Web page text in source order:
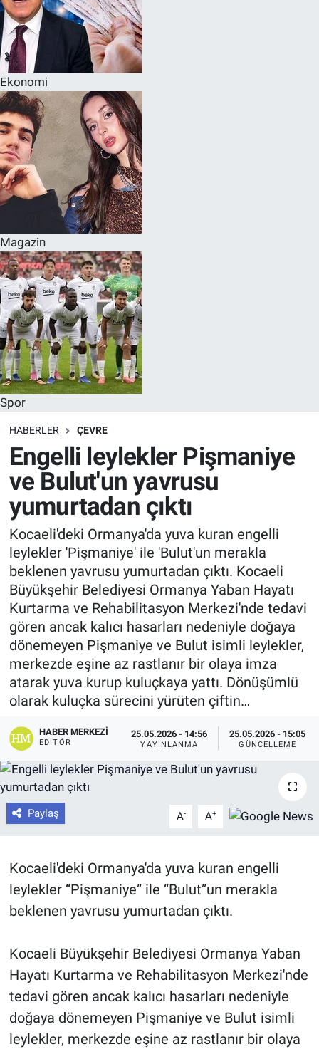
Ekonomi
Magazin
Spor
HABERLER ÇEVRE
Engelli leylekler Pişmaniye
ve Bulut'un yavrusu
yumurtadan çıktı
Kocaeli'deki Ormanya'da yuva kuran engelli
leylekler 'Pişmaniye' ile 'Bulut'un merakla
beklenen yavrusu yumurtadan çıktı. Kocaeli
Büyükşehir Belediyesi Ormanya Yaban Hayatı
Kurtarma ve Rehabilitasyon Merkezi'nde tedavi
gören ancak kalıcı hasarları nedeniyle doğaya
dönemeyen Pişmaniye ve Bulut isimli leylekler,
merkezde eşine az rastlanır bir olaya imza
atarak yuva kurup kuluçkaya yattı. Dönüşümlü
olarak kuluçka sürecini yürüten çiftin…
HABER MERKEZI
EDITÖR
25.05.2026 - 14:56
YAYINLANMA
25.05.2026 - 15:05
GÜNCELLEME
Paylaş A- A+
Kocaeli'deki Ormanya'da yuva kuran engelli
leylekler “Pişmaniye” ile “Bulut”un merakla
beklenen yavrusu yumurtadan çıktı.
Kocaeli Büyükşehir Belediyesi Ormanya Yaban
Hayatı Kurtarma ve Rehabilitasyon Merkezi'nde
tedavi gören ancak kalıcı hasarları nedeniyle
doğaya dönemeyen Pişmaniye ve Bulut isimli
leylekler, merkezde eşine az rastlanır bir olaya